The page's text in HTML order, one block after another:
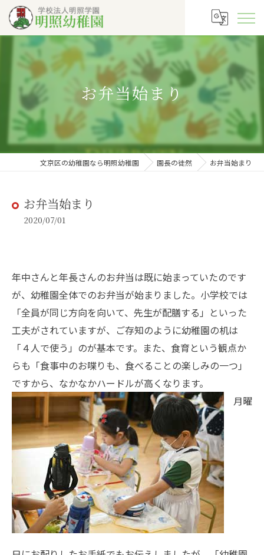
お弁当始まり
文京区の幼稚園なら明照幼稚園 園長の徒然 お弁当始まり
お弁当始まり
2020/07/01
年中さんと年長さんのお弁当は既に始まっていたのです
が、幼稚園全体でのお弁当が始まりました。小学校では
「全員が同じ方向を向いて、先生が配膳する」といった
工夫がされていますが、ご存知のように幼稚園の机は
「４人で使う」のが基本です。また、食育という観点か
らも「食事中のお喋りも、食べることの楽しみの一つ」
ですから、なかなかハードルが高くなります。
月曜